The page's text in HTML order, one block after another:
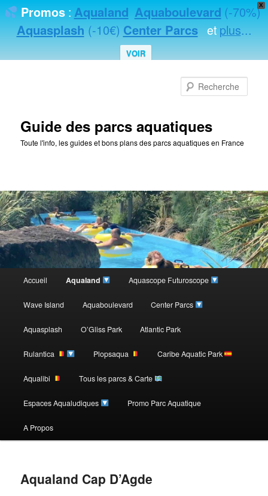
X
Promos:Aqualand Aquaboulevard(-70%)
Aquasplash (-10€)Center Parcsetplus...
VOIR
Guide des parcs aquatiques
Toute l'info, les guides et bons plans des parcs aquatiques en France
Menu
Aller
contenu
Accueil Aqualand Aquascope Futuroscope
Wave Island Aquaboulevard Center Parcs
Aquasplash O’Gliss Park Atlantic Park
Rulantica Plopsaqua Caribe Aquatic Park
Aqualibi Tous les parcs & Carte
Espaces Aqualudiques Promo Parc Aquatique
A Propos
Aqualand Cap D’Agde